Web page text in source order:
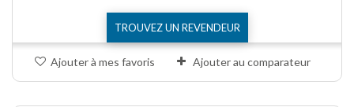
TROUVEZ UN REVENDEUR
Ajouter à mes favoris Ajouter au comparateur